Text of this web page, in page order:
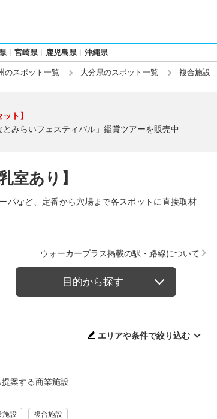
宮崎県 鹿児島県 沖縄県
のスポット一覧 大分県のスポット一覧 複合施設
ト】
みらいフェスティバル」鑑賞ツアーを販売中
室あり】
パなど、定番から穴場まで各スポットに直接取材
ウォーカープラス掲載の駅・路線について
目的から探す
エリアや条件で絞り込む
案する商業施設
施設 複合施設